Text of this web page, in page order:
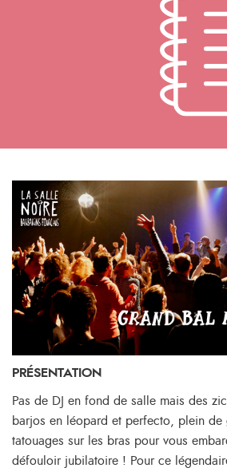
PRÉSENTATION
Pas de DJ en fond de salle mais des
barjos en léopard et perfecto, plein de
tatouages sur les bras pour vous
défouloir jubilatoire ! Pour ce